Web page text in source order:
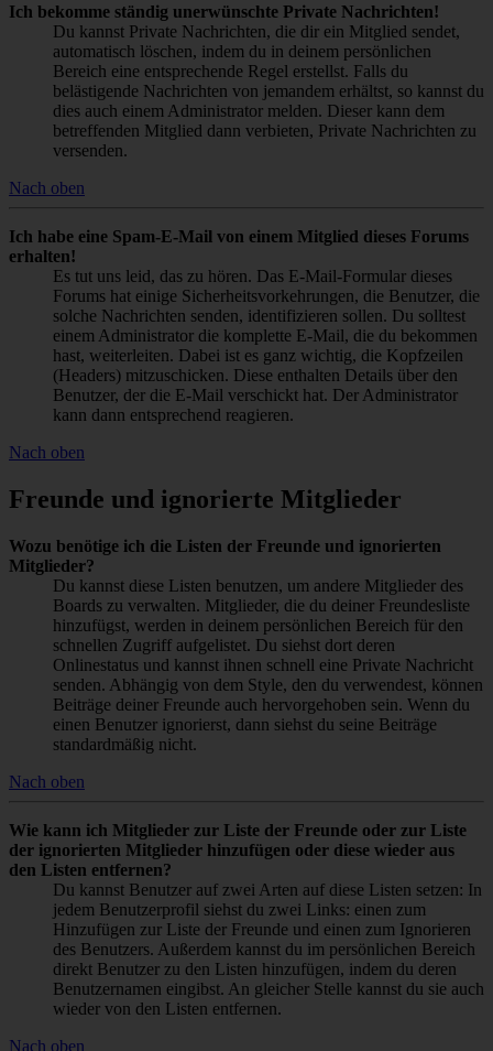
Ich bekomme ständig unerwünschte Private Nachrichten!
Du kannst Private Nachrichten, die dir ein Mitglied sendet,
automatisch löschen, indem du in deinem persönlichen
Bereich eine entsprechende Regel erstellst. Falls du
belästigende Nachrichten von jemandem erhältst, so kannst du
dies auch einem Administrator melden. Dieser kann dem
betreffenden Mitglied dann verbieten, Private Nachrichten zu
versenden.
Nach oben
Ich habe eine Spam-E-Mail von einem Mitglied dieses Forums
erhalten!
Es tut uns leid, das zu hören. Das E-Mail-Formular dieses
Forums hat einige Sicherheitsvorkehrungen, die Benutzer, die
solche Nachrichten senden, identifizieren sollen. Du solltest
einem Administrator die komplette E-Mail, die du bekommen
hast, weiterleiten. Dabei ist es ganz wichtig, die Kopfzeilen
(Headers) mitzuschicken. Diese enthalten Details über den
Benutzer, der die E-Mail verschickt hat. Der Administrator
kann dann entsprechend reagieren.
Nach oben
Freunde und ignorierte Mitglieder
Wozu benötige ich die Listen der Freunde und ignorierten
Mitglieder?
Du kannst diese Listen benutzen, um andere Mitglieder des
Boards zu verwalten. Mitglieder, die du deiner Freundesliste
hinzufügst, werden in deinem persönlichen Bereich für den
schnellen Zugriff aufgelistet. Du siehst dort deren
Onlinestatus und kannst ihnen schnell eine Private Nachricht
senden. Abhängig von dem Style, den du verwendest, können
Beiträge deiner Freunde auch hervorgehoben sein. Wenn du
einen Benutzer ignorierst, dann siehst du seine Beiträge
standardmäßig nicht.
Nach oben
Wie kann ich Mitglieder zur Liste der Freunde oder zur Liste
der ignorierten Mitglieder hinzufügen oder diese wieder aus
den Listen entfernen?
Du kannst Benutzer auf zwei Arten auf diese Listen setzen: In
jedem Benutzerprofil siehst du zwei Links: einen zum
Hinzufügen zur Liste der Freunde und einen zum Ignorieren
des Benutzers. Außerdem kannst du im persönlichen Bereich
direkt Benutzer zu den Listen hinzufügen, indem du deren
Benutzernamen eingibst. An gleicher Stelle kannst du sie auch
wieder von den Listen entfernen.
Nach oben